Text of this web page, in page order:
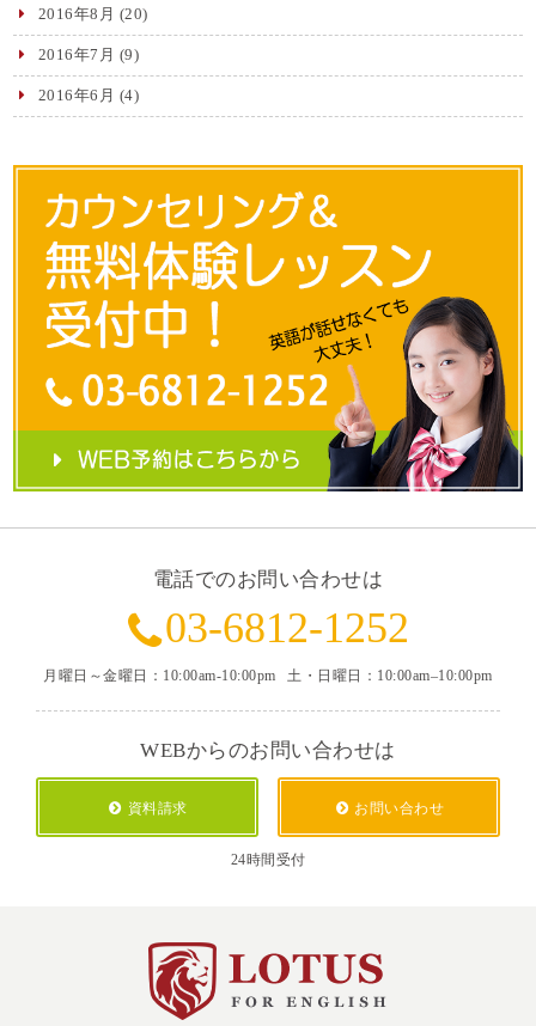
2016年8月 (20)
2016年7月 (9)
2016年6月 (4)
電話でのお問い合わせは
03-6812-1252
月曜日～金曜日：10:00am-10:00pm土・日曜日：10:00am–10:00pm
WEBからのお問い合わせは
資料請求 お問い合わせ
24時間受付